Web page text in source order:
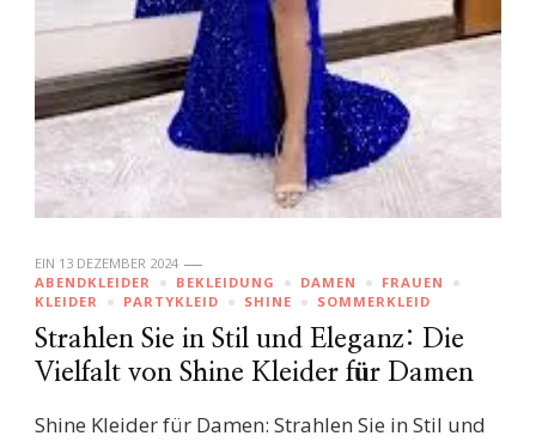
EIN 13 DEZEMBER 2024
ABENDKLEIDER
BEKLEIDUNG DAMEN
FRAUEN
KLEIDER
PARTYKLEID SHINE SOMMERKLEID
Strahlen Sie in Stil und Eleganz: Die
Vielfalt von Shine Kleider für Damen
Shine Kleider für Damen: Strahlen Sie in Stil und